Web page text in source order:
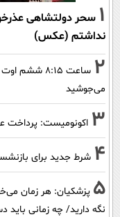
1 سحر دولتشاهی
نداشتم (عکس)
2
ساعت ۸:۱۵
می‌جوشید
3 اکونومیست: پرداخت
4 شرط جدید برای
5 پزشکیان: هر زمان
نگه دارید/ چه زمانی